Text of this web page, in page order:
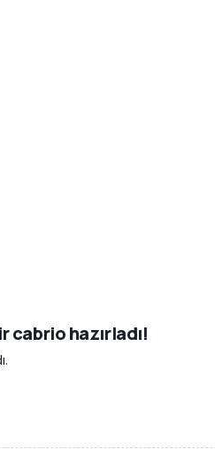
cabrio hazırladı!